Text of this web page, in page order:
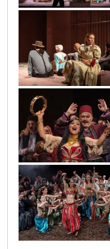
kosstana_3017_-
_copy